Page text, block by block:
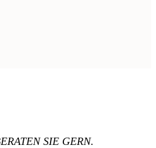
SIE GERN.